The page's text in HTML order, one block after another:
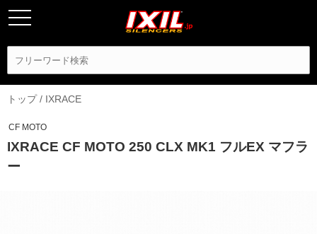
トップ/ IXRACE
CF MOTO
IXRACE CF MOTO 250 CLX MK1 フルEX マフラ
ー